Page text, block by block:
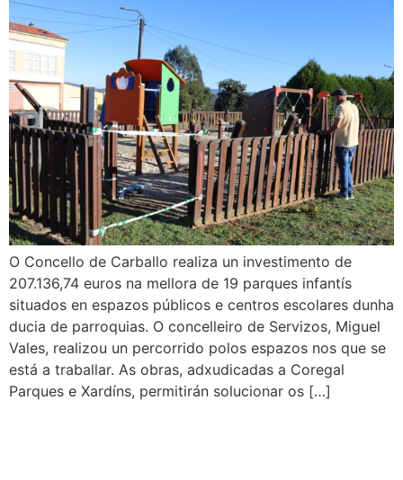
O Concello de Carballo realiza un investimento de
207.136,74 euros na mellora de 19 parques infantís
situados en espazos públicos e centros escolares dunha
ducia de parroquias. O concelleiro de Servizos, Miguel
Vales, realizou un percorrido polos espazos nos que se
está a traballar. As obras, adxudicadas a Coregal
Parques e Xardíns, permitirán solucionar os […]